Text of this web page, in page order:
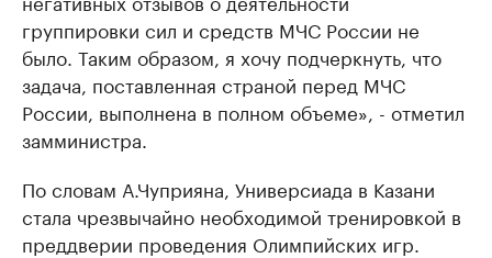
группировки сил и средств МЧС России не
было. Таким образом, я хочу подчеркнуть, что
задача, поставленная страной перед МЧС
России, выполнена в полном объеме», - отметил
замминистра.
По словам А.Чуприяна, Универсиада в Казани
стала чрезвычайно необходимой тренировкой в
преддверии проведения Олимпийских игр.